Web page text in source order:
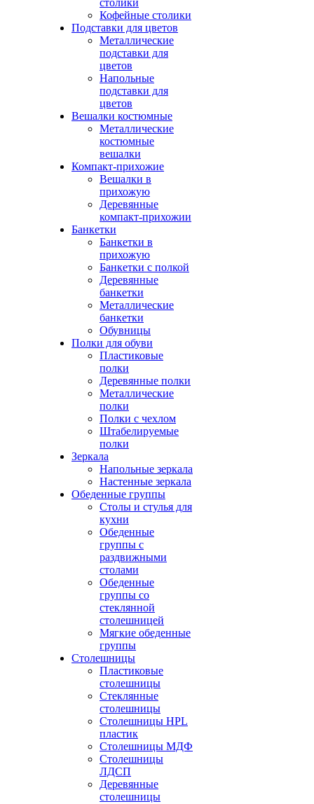
столики
Кофейные столики
Подставки для цветов
Металлические
подставки для
цветов
Напольные
подставки для
цветов
Вешалки костюмные
Металлические
костюмные
вешалки
Компакт-прихожие
Вешалки в
прихожую
Деревянные
компакт-прихожии
Банкетки
Банкетки в
прихожую
Банкетки с полкой
Деревянные
банкетки
Металлические
банкетки
Обувницы
Полки для обуви
Пластиковые
полки
Деревянные полки
Металлические
полки
Полки с чехлом
Штабелируемые
полки
Зеркала
Напольные зеркала
Настенные зеркала
Обеденные группы
Столы и стулья для
кухни
Обеденные
группы с
раздвижными
столами
Обеденные
группы со
стеклянной
столешницей
Мягкие обеденные
группы
Столешницы
Пластиковые
столешницы
Стеклянные
столешницы
Столешницы HPL
пластик
Столешницы МДФ
Столешницы
ЛДСП
Деревянные
столешницы